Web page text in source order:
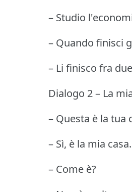
– Studio
– Quando finisci
– Li finisco fra
Dialogo 2 – La
– Questa è la tua
– Sì, è la mia casa.
– Come è?